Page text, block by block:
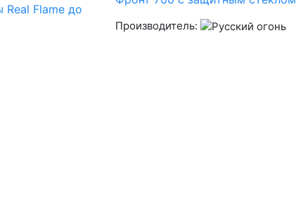
Real Flame до
Производитель: